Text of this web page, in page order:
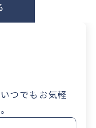
つでもお気軽